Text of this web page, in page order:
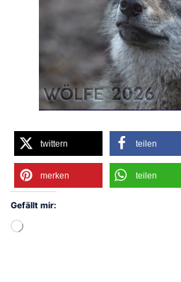
twittern teilen
merken teilen
Gefällt mir:
Wird